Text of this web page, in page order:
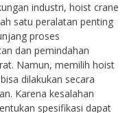
industri, hoist crane
satu peralatan penting
proses
dan pemindahan
Namun, memilih hoist
dilakukan secara
Karena kesalahan
spesifikasi dapat